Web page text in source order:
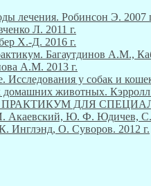
лечения. Робинсон Э. 2007
Л. 2011 г.
Х.-Д. 2016 г.
Багаутдинов А.М.,
А.М. 2013 г.
Исследования у собак и
домашних животных. Кэрролл
ПРАКТИКУМ ДЛЯ
Ю. Ф. Юдичев, С.
Инглэнд, О. Суворов. 2012 г.